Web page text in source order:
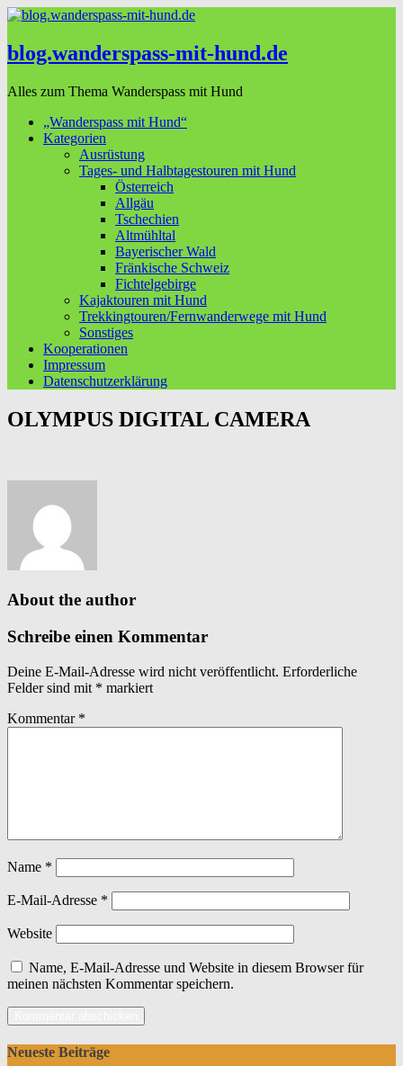
blog.wanderspass-mit-hund.de
Alles zum Thema Wanderspass mit Hund
„Wanderspass mit Hund“
Kategorien
Ausrüstung
Tages- und Halbtagestouren mit Hund
Österreich
Allgäu
Tschechien
Altmühltal
Bayerischer Wald
Fränkische Schweiz
Fichtelgebirge
Kajaktouren mit Hund
Trekkingtouren/Fernwanderwege mit Hund
Sonstiges
Kooperationen
Impressum
Datenschutzerklärung
OLYMPUS DIGITAL CAMERA
About the author
Schreibe einen Kommentar
Deine E-Mail-Adresse wird nicht veröffentlicht. Erforderliche
Felder sind mit * markiert
Kommentar *
Name *
E-Mail-Adresse *
Website
Name, E-Mail-Adresse und Website in diesem Browser für
meinen nächsten Kommentar speichern.
Neueste Beiträge